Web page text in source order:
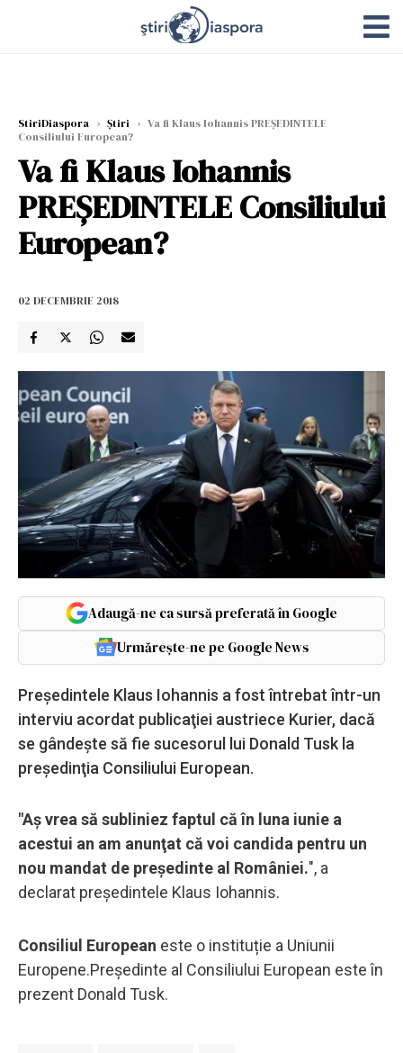
StiriDiaspora › Știri › Va fi Klaus Iohannis PREȘEDINTELE
Consiliului European?
Va fi Klaus Iohannis
PREȘEDINTELE Consiliului
European?
02 DECEMBRIE 2018
Adaugă-ne ca sursă preferată în Google
Urmărește-ne pe Google News
Președintele Klaus Iohannis a fost întrebat într-un
interviu acordat publicaţiei austriece Kurier, dacă
se gândește să fie sucesorul lui Donald Tusk la
preşedinţia Consiliului European.
"Aș vrea să subliniez faptul că în luna iunie a
acestui an am anunţat că voi candida pentru un
nou mandat de preşedinte al României.", a
declarat președintele Klaus Iohannis.
Consiliul European este o instituție a Uniunii
Europene.Preşedinte al Consiliului European este în
prezent Donald Tusk.